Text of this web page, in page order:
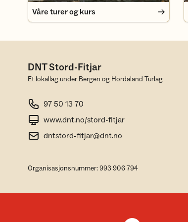
Våre turer og kurs
DNT Stord-Fitjar
Et lokallag under Bergen og Hordaland Turlag
97 50 13 70
www.dnt.no/stord-fitjar
dntstord-fitjar@dnt.no
Organisasjonsnummer: 993 906 794